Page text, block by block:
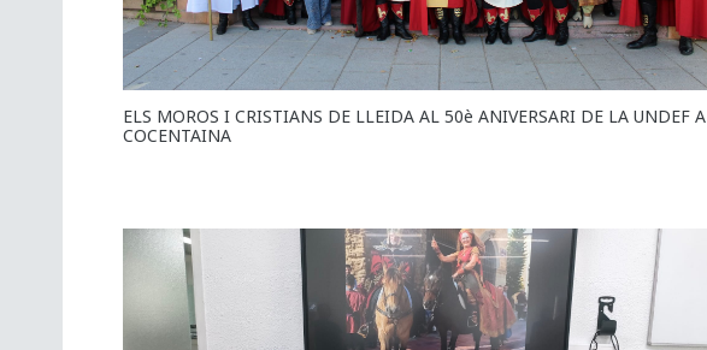
ELS MOROS I CRISTIANS DE LLEIDA AL 50è ANIVERSARI DE LA UNDEF A
COCENTAINA